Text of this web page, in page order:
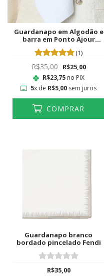
Guardanapo em Algodão e
barra em Ponto Ajour
Branco
(1)
R$35,00 R$25,00
R$23,75no PIX
5x de R$5,00 sem juros
COMPRAR
Guardanapo branco
bordado pincelado Fendi
R$35,00